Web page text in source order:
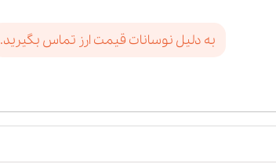
به دلیل نوسانات قیمت ارز تماس بگیرید.